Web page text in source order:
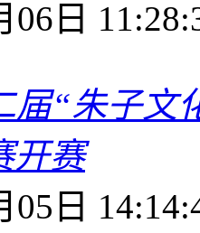
06日
届“朱子文
开赛
05日